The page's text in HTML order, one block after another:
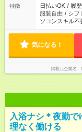
特徴 日払いOK / 履
服装自由 / シフ
ソコンスキル不
気になる！
掲載元企業名
入浴ナシ＊夜勤
理なく働ける